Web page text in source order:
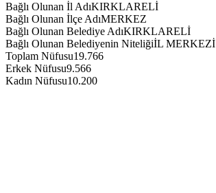
Bağlı Olunan İl AdıKIRKLARELİ
Bağlı Olunan İlçe AdıMERKEZ
Bağlı Olunan Belediye AdıKIRKLARELİ
Bağlı Olunan Belediyenin NiteliğiİL MERKEZİ
Toplam Nüfusu19.766
Erkek Nüfusu9.566
Kadın Nüfusu10.200